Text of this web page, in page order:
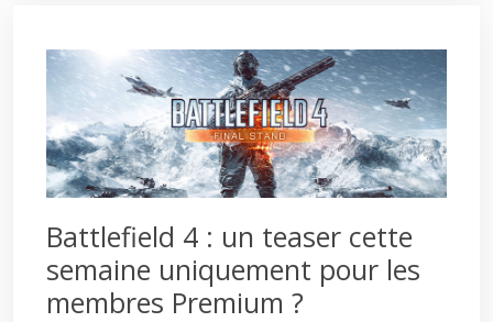
Battlefield 4 : un teaser cette
semaine uniquement pour les
membres Premium ?